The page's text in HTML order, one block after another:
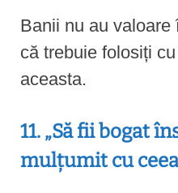
Banii nu au
că trebuie folosiți
aceasta.
11. „Să fii bogat
mulțumit cu ceea